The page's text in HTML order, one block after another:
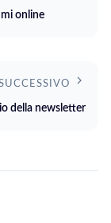
online
della newsletter